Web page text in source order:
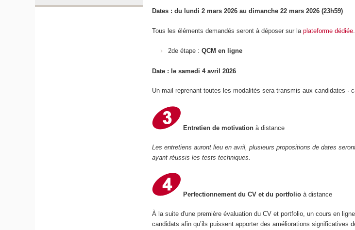
Dates : du lundi 2 mars 2026 au dimanche 22 mars 2026 (23h59)
Tous les éléments demandés seront à déposer sur la plateforme dédiée.
2de étape : QCM en ligne
Date : le samedi 4 avril 2026
Un mail reprenant toutes les modalités sera transmis aux candidates ·
Entretien de motivationà distance
Les entretiens auront lieu en avril, plusieurs propositions de dates
ayant réussis les tests techniques.
Perfectionnement du CV et du portfolioà distance
À la suite d'une première évaluation du CV et portfolio, un cours en
candidats afin qu’ils puissent apporter des améliorations significatives